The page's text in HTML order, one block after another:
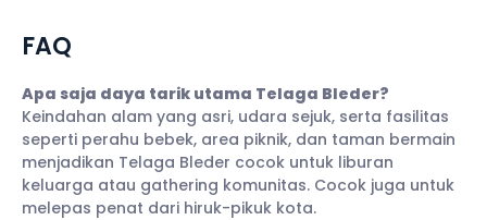
FAQ
Apa saja daya tarik utama Telaga Bleder?
Keindahan alam yang asri, udara sejuk, serta fasilitas
seperti perahu bebek, area piknik, dan taman bermain
menjadikan Telaga Bleder cocok untuk liburan
keluarga atau gathering komunitas. Cocok juga untuk
melepas penat dari hiruk-pikuk kota.